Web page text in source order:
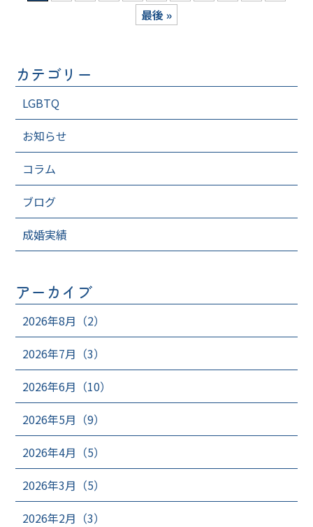
最後 »
カテゴリー
LGBTQ
お知らせ
コラム
ブログ
成婚実績
アーカイブ
2026年8月（2）
2026年7月（3）
2026年6月（10）
2026年5月（9）
2026年4月（5）
2026年3月（5）
2026年2月（3）